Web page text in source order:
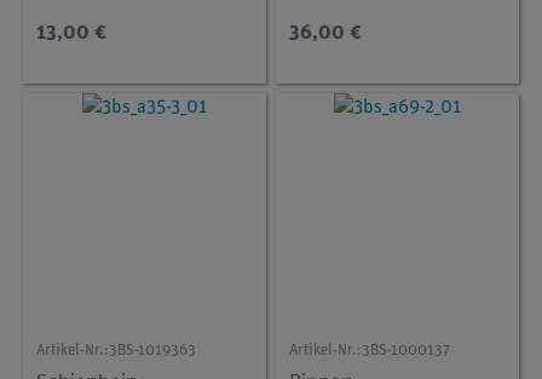
13,00 € 36,00 €
Artikel-Nr.:3BS-1019363 Artikel-Nr.:3BS-1000137